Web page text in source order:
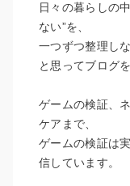
日々の暮らしの
ない”を、
一つずつ整理し
と思ってブログ
ゲームの検証、
ケアまで、
ゲームの検証は
信しています。